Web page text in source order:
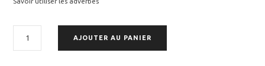
AJOUTER AU PANIER